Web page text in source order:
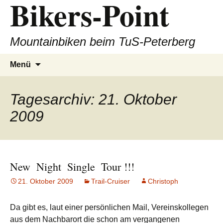
Zum
Inhalt
springen
Bikers-Point
Mountainbiken beim TuS-Peterberg
Menü
Tagesarchiv: 21. Oktober
2009
New  Night  Single  Tour !!!
21. Oktober 2009 Trail-Cruiser Christoph
Da gibt es, laut einer persönlichen Mail, Vereinskollegen
aus dem Nachbarort die schon am vergangenen